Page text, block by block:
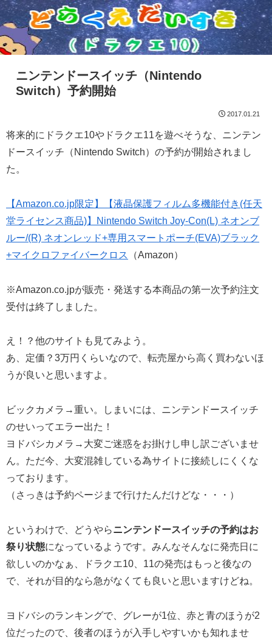
ニンテンドースイッチ（Nintendo
Switch）予約開始
2017.01.21
将来的にドラクエ10やドラクエ11を遊べそうな、ニンテン
ドースイッチ（Nintendo Switch）の予約が開始されまし
た。
【Amazon.co.jp限定】【液晶保護フィルム多機能付き(任天
堂ライセンス商品)】Nintendo Switch Joy-Con(L) ネオンブ
ルー/(R) ネオンレッド+専用スマートポーチ(EVA)ブラック
+マイクロファイバークロス
（Amazon）
※Amazon.co.jpが販売・発送する本商品の第一次予約注文
受付は終了しました。
え！？他のサイトも見てみよう。
あ、定価？3万円くらいなので、転売屋から高く買わないほ
うが良いと思いますよ。
ビックカメラ→重い。しまいには、ニンテンドースイッチ
のせいってエラー出た！
ヨドバシカメラ→大変ご迷惑をお掛けし申し訳ございませ
ん。ただ今、大変混雑している為サイトに接続しにくくな
っております。
（さっきは予約ページまで行けたんだけどな・・・）
というわけで、どうやらニンテンドースイッチの予約はお
祭り状態になっているようです。みんなそんなに発売日に
欲しいのかなぁ、ドラクエ10、11の発売はもっと後なの
で、それが目的なら急がなくても良いと思いますけどね。
ヨドバシのランキングで、グレーが1位、赤と青のほうが2
位だったので、後者のほうが入手しやすいかも知れませ